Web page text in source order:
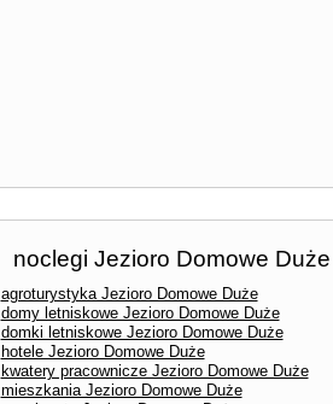
noclegi Jezioro Domowe Duże
agroturystyka Jezioro Domowe Duże
domy letniskowe Jezioro Domowe Duże
domki letniskowe Jezioro Domowe Duże
hotele Jezioro Domowe Duże
kwatery pracownicze Jezioro Domowe Duże
mieszkania Jezioro Domowe Duże